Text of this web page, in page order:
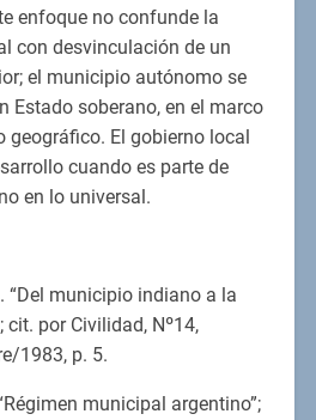
enfoque no confunde la
con desvinculación de un
el municipio autónomo se
Estado soberano, en el marco
geográfico. El gobierno local
cuando es parte de
en lo universal.
“Del municipio indiano a la
cit. por Civilidad, Nº14,
1983, p. 5.
municipal argentino”;